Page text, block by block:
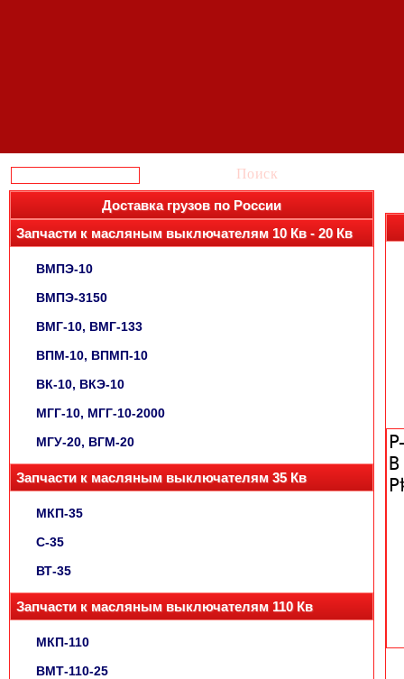
Поиск
Доставка грузов по России
Запчасти к масляным выключателям 10 Кв - 20 Кв
ВМПЭ-10
ВМПЭ-3150
ВМГ-10, ВМГ-133
ВПМ-10, ВПМП-10
ВК-10, ВКЭ-10
МГГ-10, МГГ-10-2000
МГУ-20, ВГМ-20
Запчасти к масляным выключателям 35 Кв
МКП-35
С-35
ВТ-35
Запчасти к масляным выключателям 110 Кв
МКП-110
ВМТ-110-25